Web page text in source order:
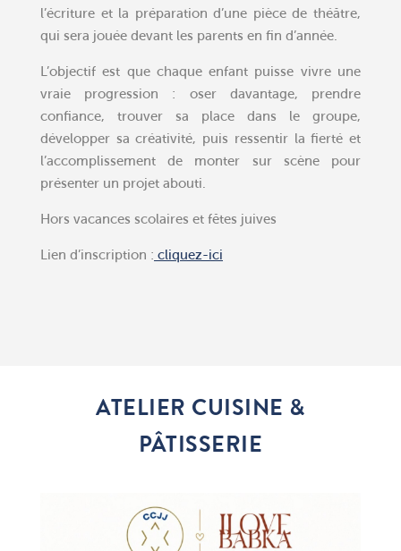
l’écriture et la préparation d’une pièce de théâtre,
qui sera jouée devant les parents en fin d’année.
L’objectif est que chaque enfant puisse vivre une
vraie progression : oser davantage, prendre
confiance, trouver sa place dans le groupe,
développer sa créativité, puis ressentir la fierté et
l’accomplissement de monter sur scène pour
présenter un projet abouti.
Hors vacances scolaires et fêtes juives
Lien d’inscription : cliquez-ici
ATELIER CUISINE &
PÂTISSERIE